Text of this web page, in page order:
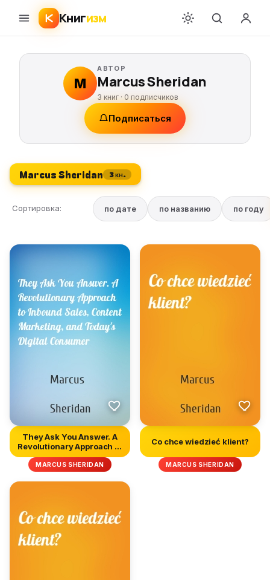
Книгизм
M
АВТОР
Marcus Sheridan
3 книг ·0 подписчиков
Подписаться
Marcus Sheridan 3 кн.
Сортировка: по дате по названию по году
They Ask You Answer. A
Revolutionary Approach to
I...
MARCUS SHERIDAN
Co chce wiedzieć klient?
MARCUS SHERIDAN